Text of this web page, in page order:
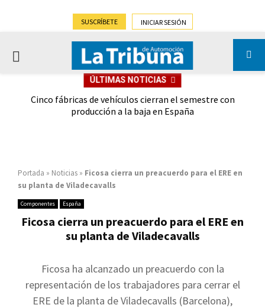
SUSCRÍBETE INICIAR SESIÓN
PRIMARY
ÚLTIMAS NOTICIAS
Cinco fábricas de vehículos cierran el semestre con
producción a la baja en España
Portada » Noticias » Ficosa cierra un preacuerdo para el ERE en
su planta de Viladecavalls
Componentes España
Ficosa cierra un preacuerdo para el ERE en
su planta de Viladecavalls
Ficosa ha alcanzado un preacuerdo con la
representación de los trabajadores para cerrar el
ERE de la planta de Viladecavalls (Barcelona),